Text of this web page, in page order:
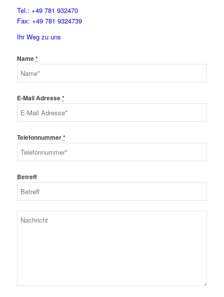
Tel.: +49 781 932470
Fax: +49 781 9324739
Ihr Weg zu uns
Name*
E-Mail Adresse*
Telefonnummer*
Betreff